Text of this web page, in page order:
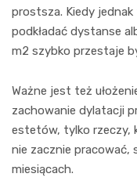
prostsza. Kiedy
podkładać dystanse
m2 szybko przestaje
Ważne jest też
zachowanie dylatacji
estetów, tylko rzeczy,
nie zacznie pracować,
miesiącach.